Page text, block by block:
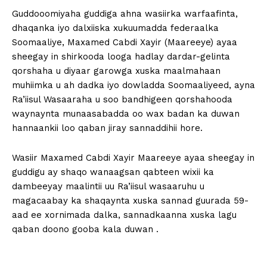
Guddooomiyaha guddiga ahna wasiirka warfaafinta,
dhaqanka iyo dalxiiska xukuumadda federaalka
Soomaaliye, Maxamed Cabdi Xayir (Maareeye) ayaa
sheegay in shirkooda looga hadlay dardar-gelinta
qorshaha u diyaar garowga xuska maalmahaan
muhiimka u ah dadka iyo dowladda Soomaaliyeed, ayna
Ra’iisul Wasaaraha u soo bandhigeen qorshahooda
waynaynta munaasabadda oo wax badan ka duwan
hannaankii loo qaban jiray sannaddihii hore.
Wasiir Maxamed Cabdi Xayir Maareeye ayaa sheegay in
guddigu ay shaqo wanaagsan qabteen wixii ka
dambeeyay maalintii uu Ra’iisul wasaaruhu u
magacaabay ka shaqaynta xuska sannad guurada 59-
aad ee xornimada dalka, sannadkaanna xuska lagu
qaban doono gooba kala duwan .